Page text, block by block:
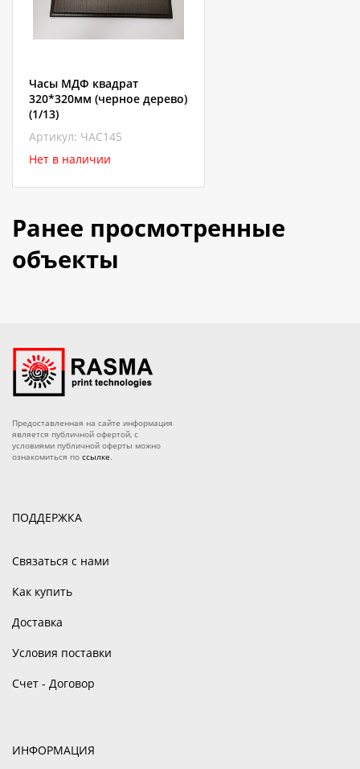
Часы МДФ квадрат
320*320мм (черное дерево)
(1/13)
Артикул: ЧАС145
Нет в наличии
Ранее просмотренные
объекты
Предоставленная на сайте информация
является публичной офертой, с
условиями публичной оферты можно
ознакомиться по ссылке.
ПОДДЕРЖКА
Связаться с нами
Как купить
Доставка
Условия поставки
Счет - Договор
ИНФОРМАЦИЯ